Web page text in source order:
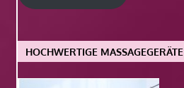
HOCHWERTIGE MASSAGEGERÄTE